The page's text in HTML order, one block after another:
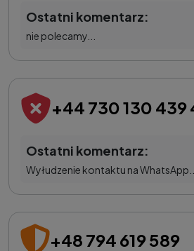
Ostatni komentarz:
nie polecamy...
+44 730 130 439
Ostatni komentarz:
Wyłudzenie kontaktu na WhatsApp...
+48 794 619 589